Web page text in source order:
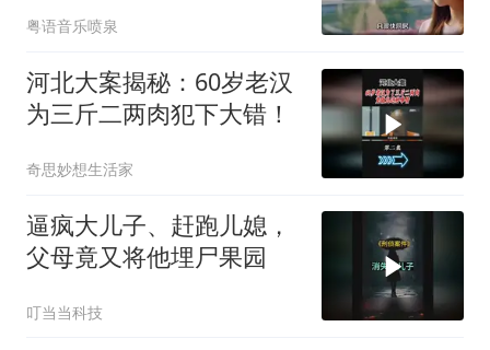
粤语音乐喷泉
河北大案揭秘：60岁老汉
为三斤二两肉犯下大错！
奇思妙想生活家
逼疯大儿子、赶跑儿媳，
父母竟又将他埋尸果园
叮当当科技